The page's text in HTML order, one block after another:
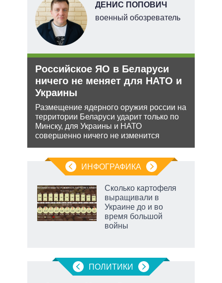
ДЕНИС ПОПОВИЧ
военный обозреватель
Российское ЯО в Беларуси
ничего не меняет для НАТО и
Украины
Размещение ядерного оружия россии на
территории Беларуси ударит только по
Минску, для Украины и НАТО
совершенно ничего не изменится
ИНФОГРАФИКА
Сколько картофеля
выращивали в
Украине до и во
время большой
войны
ПОЛИТИКИ